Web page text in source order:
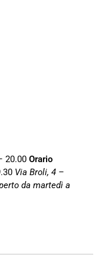
20.00 Orario
Via Broli, 4 –
da martedì a